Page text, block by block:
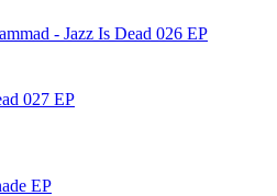
- Jazz Is Dead 026 EP
027 EP
EP